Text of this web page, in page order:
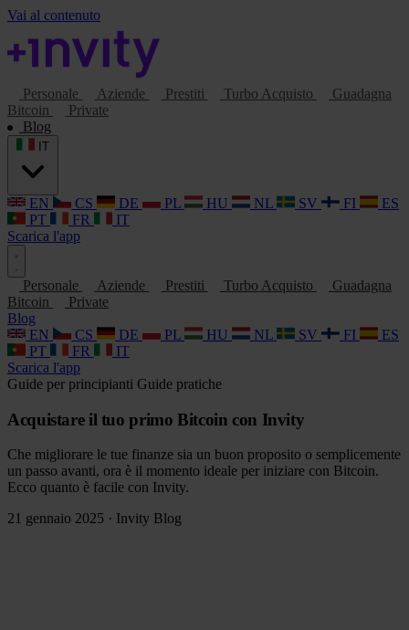
Vai al contenuto
Personale Aziende Prestiti Turbo Acquisto
Guadagna
Bitcoin
Private
Blog
EN CS DE PL HU NL SV FI
ES
PT
FR
IT
Scarica l'app
Personale Aziende Prestiti Turbo Acquisto
Guadagna
Bitcoin
Private
Blog
EN
CS DE PL HU NL SV FI
ES
PT
FR
IT
Scarica l'app
Guide per principianti Guide pratiche
Acquistare il tuo primo Bitcoin con Invity
Che migliorare le tue finanze sia un buon proposito o semplicemente
un passo avanti, ora è il momento ideale per iniziare con Bitcoin.
Ecco quanto è facile con Invity.
21 gennaio 2025 · Invity Blog